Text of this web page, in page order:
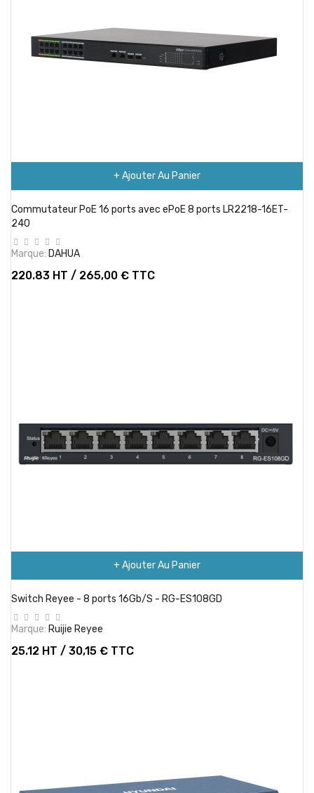
+ Ajouter Au Panier
Commutateur PoE 16 ports avec ePoE 8 ports LR2218-16ET-
240
Marque: DAHUA
220.83 HT / 265,00 € TTC
+ Ajouter Au Panier
Switch Reyee - 8 ports 16Gb/S - RG-ES108GD
Marque: Ruijie Reyee
25.12 HT / 30,15 € TTC